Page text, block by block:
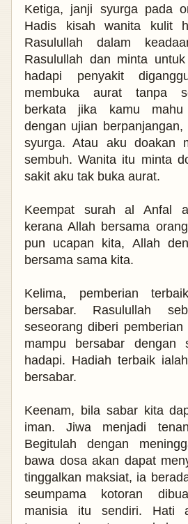
Ketiga, janji syurga pada
Hadis kisah wanita kulit
Rasulullah dalam
Rasulullah dan minta
hadapi penyakit
membuka aurat tanpa
berkata jika kamu
dengan ujian
syurga. Atau aku doakan
sembuh. Wanita itu minta
sakit aku tak buka aurat.
Keempat surah al Anfal
kerana Allah bersama
pun ucapan kita, Allah
bersama sama kita.
Kelima, pemberian
bersabar. Rasulullah
seseorang diberi pemberian
mampu bersabar dengan
hadapi. Hadiah terbaik
bersabar.
Keenam, bila sabar kita
iman. Jiwa menjadi
Begitulah dengan
bawa dosa akan dapat
tinggalkan maksiat, ia
seumpama kotoran
manisia itu sendiri. Hati